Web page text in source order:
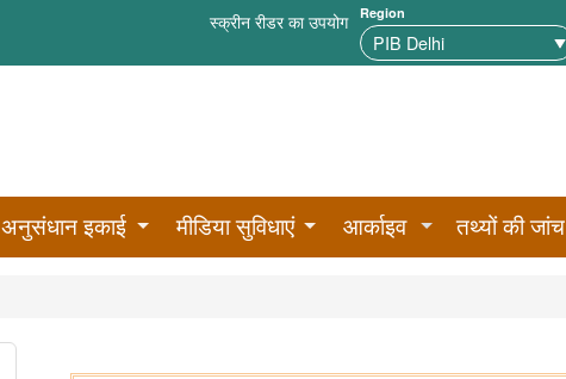
स्क्रीन रीडर का उपयोग Region
अनुसंधान इकाई मीडिया सुविधाएं आर्काइव तथ्यों की जांच